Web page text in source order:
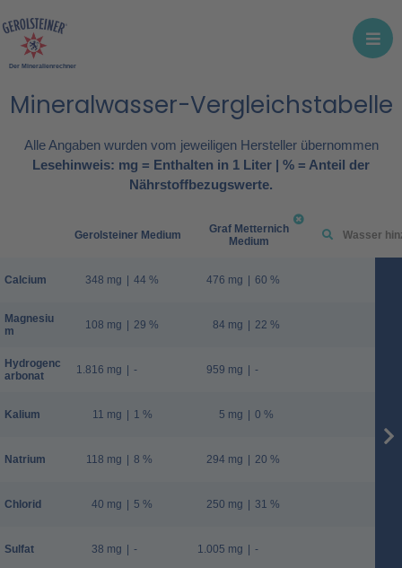
Der Mineralienrechner
Mineralwasser-Vergleichstabelle
Alle Angaben wurden vom jeweiligen Hersteller übernommen
Lesehinweis: mg = Enthalten in 1 Liter | % = Anteil der
Nährstoffbezugswerte.
Calcium
Magnesiu
m
Hydrogenc
arbonat
Kalium
Natrium
Chlorid
Sulfat
Gerolsteiner Medium
348 mg | 44 %
108 mg | 29 %
1.816 mg | -
11 mg | 1 %
118 mg | 8 %
40 mg | 5 %
38 mg | -
Graf Metternich
Medium
476 mg | 60 %
84 mg | 22 %
959 mg | -
5 mg | 0 %
294 mg | 20 %
250 mg | 31 %
1.005 mg | -